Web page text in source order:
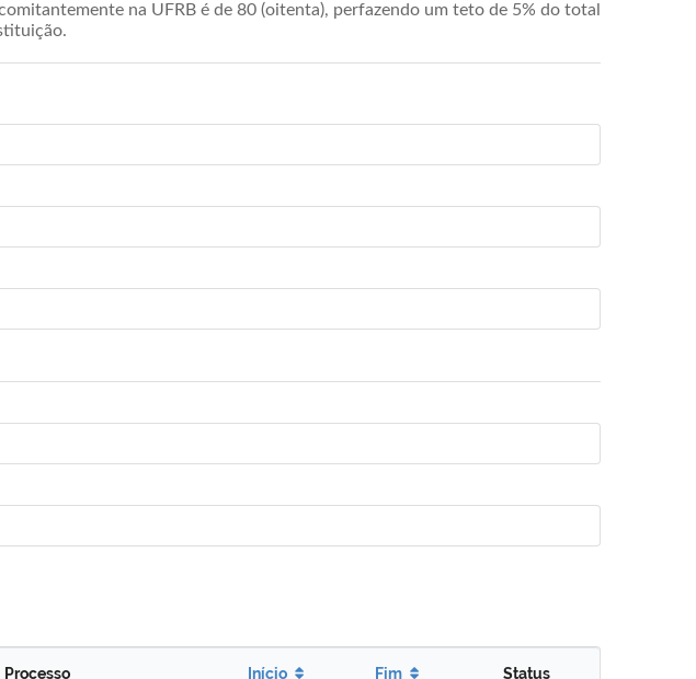
na UFRB é de 80 (oitenta), perfazendo um teto de 5% do total
Processo Início Fim Status